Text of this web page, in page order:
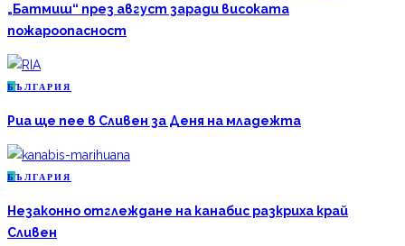
„Батмиш“ през август заради високата
пожароопасност
Б ЪЛГАРИЯ
Риа ще пее в Сливен за Деня на младежта
Б ЪЛГАРИЯ
Незаконно отглеждане на канабис разкриха край
Сливен